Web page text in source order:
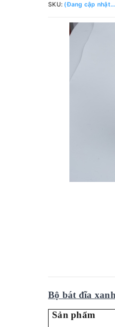
SKU: (Đang cập
Bộ bát đĩa
Sản phẩm